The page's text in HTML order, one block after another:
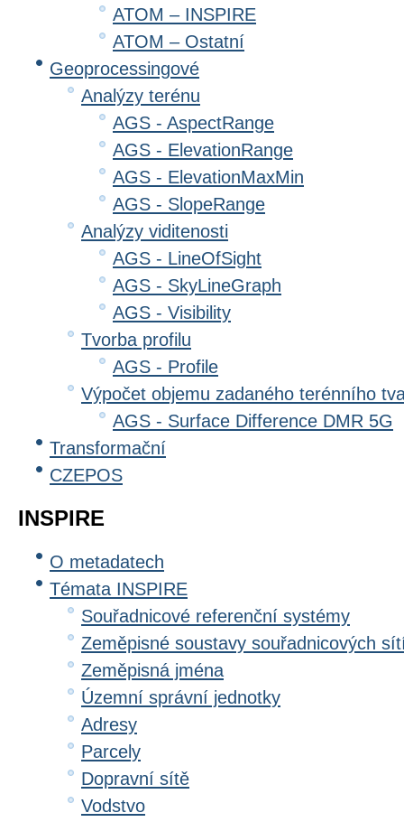
ATOM – INSPIRE
ATOM – Ostatní
Geoprocessingové
Analýzy terénu
AGS - AspectRange
AGS - ElevationRange
AGS - ElevationMaxMin
AGS - SlopeRange
Analýzy viditenosti
AGS - LineOfSight
AGS - SkyLineGraph
AGS - Visibility
Tvorba profilu
AGS - Profile
Výpočet objemu zadaného terénního
AGS - Surface Difference DMR 5G
Transformační
CZEPOS
INSPIRE
O metadatech
Témata INSPIRE
Souřadnicové referenční systémy
Zeměpisné soustavy souřadnicových
Zeměpisná jména
Územní správní jednotky
Adresy
Parcely
Dopravní sítě
Vodstvo